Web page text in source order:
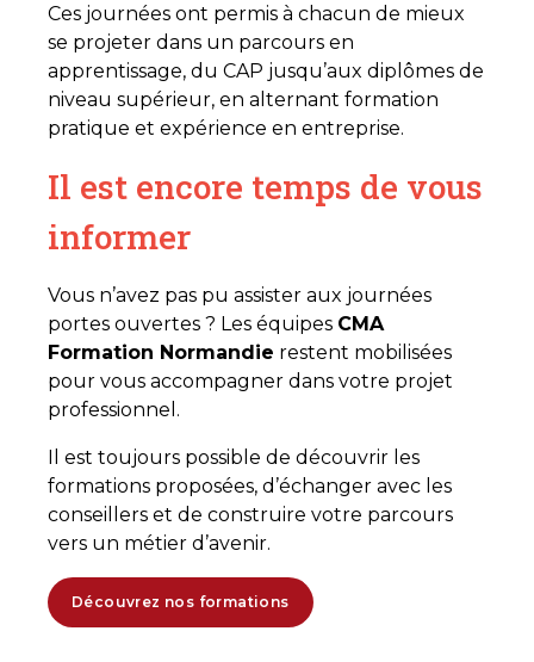
Ces journées ont permis à chacun de mieux
se projeter dans un parcours en
apprentissage, du CAP jusqu’aux diplômes de
niveau supérieur, en alternant formation
pratique et expérience en entreprise.
Il est encore temps de vous
informer
Vous n’avez pas pu assister aux journées
portes ouvertes ? Les équipes CMA
Formation Normandie restent mobilisées
pour vous accompagner dans votre projet
professionnel.
Il est toujours possible de découvrir les
formations proposées, d’échanger avec les
conseillers et de construire votre parcours
vers un métier d’avenir.
Découvrez nos formations